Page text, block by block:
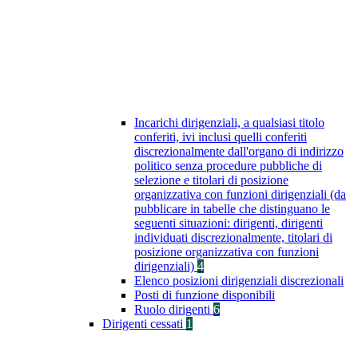
Incarichi dirigenziali, a qualsiasi titolo
conferiti, ivi inclusi quelli conferiti
discrezionalmente dall'organo di indirizzo
politico senza procedure pubbliche di
selezione e titolari di posizione
organizzativa con funzioni dirigenziali (da
pubblicare in tabelle che distinguano le
seguenti situazioni: dirigenti, dirigenti
individuati discrezionalmente, titolari di
posizione organizzativa con funzioni
dirigenziali) 4
Elenco posizioni dirigenziali discrezionali
Posti di funzione disponibili
Ruolo dirigenti 6
Dirigenti cessati 1